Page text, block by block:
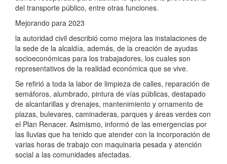
del transporte público, entre otras funciones.
Mejorando para 2023
la autoridad civil describió como mejora las instalaciones de
la sede de la alcaldía, además, de la creación de ayudas
socioeconómicas para los trabajadores, los cuales son
representativos de la realidad económica que se vive.
Se refirió a toda la labor de limpieza de calles, reparación de
semáforos, alumbrado, pintura de vías públicas, destapado
de alcantarillas y drenajes, mantenimiento y ornamento de
plazas, bulevares, caminaderas, parques y áreas verdes con
el Plan Renacer. Asimismo, informó de las emergencias por
las lluvias que ha tenido que atender con la incorporación de
varias horas de trabajo con maquinaria pesada y atención
social a las comunidades afectadas.